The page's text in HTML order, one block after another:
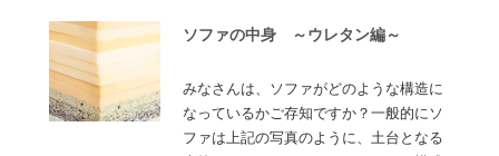
ソファの中身 ～ウレタン編～
みなさんは、ソファがどのような構造に
なっているかご存知ですか？一般的にソ
ファは上記の写真のように、土台となる